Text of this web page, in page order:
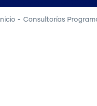
Inicio - Consultorías